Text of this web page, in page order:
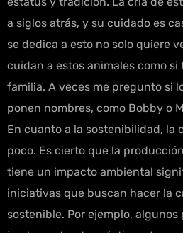
a siglos atrás, y su cuidado es
se dedica a esto no solo quiere
cuidan a estos animales como
familia. A veces me pregunto si
ponen nombres, como Bobby o
En cuanto a la sostenibilidad, la
poco. Es cierto que la
tiene un impacto ambiental
iniciativas que buscan hacer la
sostenible. Por ejemplo,